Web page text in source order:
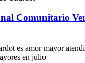
Comunitario